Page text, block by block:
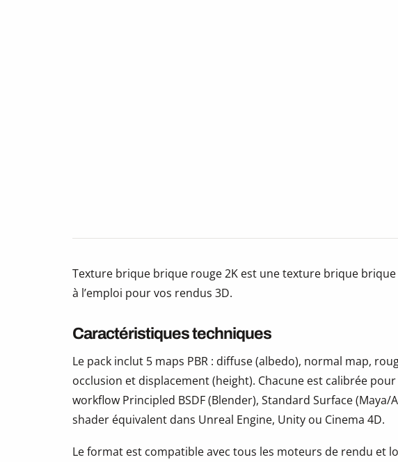
Texture brique brique rouge 2K est une texture brique
à l’emploi pour vos rendus 3D.
Caractéristiques techniques
Le pack inclut 5 maps PBR : diffuse (albedo), normal map,
occlusion et displacement (height). Chacune est calibrée
workflow Principled BSDF (Blender), Standard Surface
shader équivalent dans Unreal Engine, Unity ou Cinema 4D.
Le format est compatible avec tous les moteurs de rendu et